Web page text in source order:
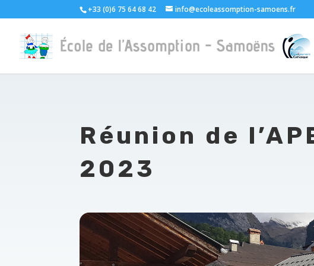
+33 (0)6 75 64 68 42 info@ecoleassomption-samoens.fr
Réunion de
2023